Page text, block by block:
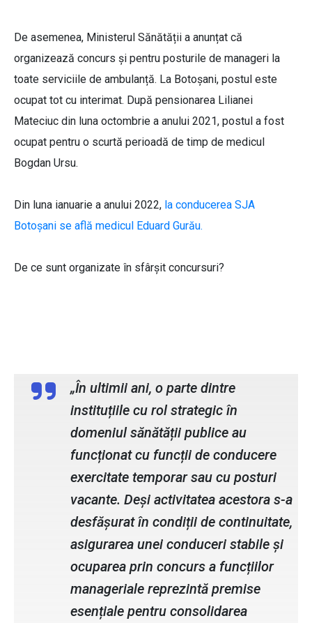
De asemenea, Ministerul Sănătății a anunțat că
organizează concurs și pentru posturile de manageri la
toate serviciile de ambulanță. La Botoșani, postul este
ocupat tot cu interimat. După pensionarea Lilianei
Mateciuc din luna octombrie a anului 2021, postul a fost
ocupat pentru o scurtă perioadă de timp de medicul
Bogdan Ursu.
Din luna ianuarie a anului 2022, la conducerea SJA
Botoșani se află medicul Eduard Gurău.
De ce sunt organizate în sfârșit concursuri?
„În ultimii ani, o parte dintre
instituțiile cu rol strategic în
domeniul sănătății publice au
funcționat cu funcții de conducere
exercitate temporar sau cu posturi
vacante. Deși activitatea acestora s-a
desfășurat în condiții de continuitate,
asigurarea unei conduceri stabile și
ocuparea prin concurs a funcțiilor
manageriale reprezintă premise
esențiale pentru consolidarea